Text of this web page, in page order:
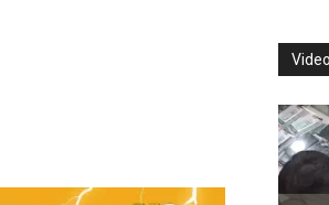
Video